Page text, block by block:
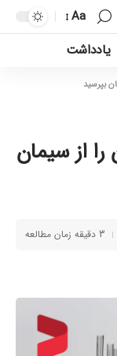
Aa
یادداشت
بپرسید
از سیمان
3 دقیقه زمان مطالعه